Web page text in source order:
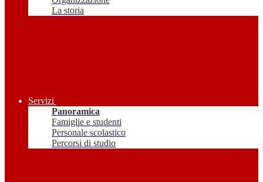
La storia
Servizi
Panoramica
Famiglie e studenti
Personale scolastico
Percorsi di studio